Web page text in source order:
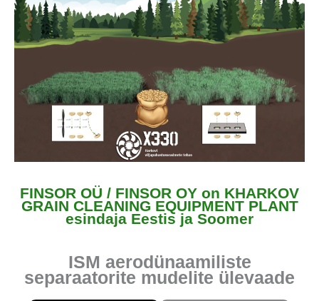
FINSOR OÜ / FINSOR OY on KHARKOV
GRAIN CLEANING EQUIPMENT PLANT
esindaja Eestis ja Soomer
ISM aerodünaamiliste
separaatorite mudelite ülevaade